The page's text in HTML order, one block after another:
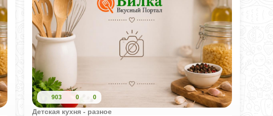
903 0 0
Детская кухня - разное